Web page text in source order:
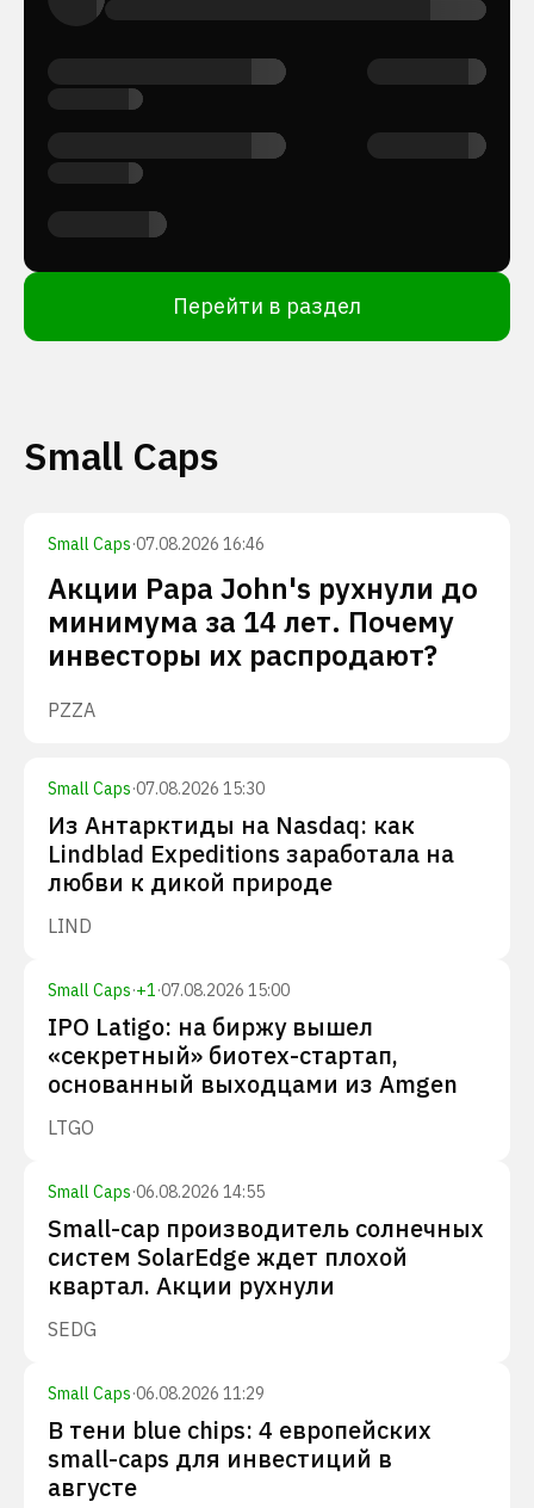
Перейти в раздел
Small Caps
Small Caps·07.08.2026 16:46
Акции Papa John's рухнули до
минимума за 14 лет. Почему
инвесторы их распродают?
PZZA
Small Caps·07.08.2026 15:30
Из Антарктиды на Nasdaq: как
Lindblad Expeditions заработала на
любви к дикой природе
LIND
Small Caps·+1·07.08.2026 15:00
IPO Latigo: на биржу вышел
«секретный» биотех-стартап,
основанный выходцами из Amgen
LTGO
Small Caps·06.08.2026 14:55
Small-cap производитель солнечных
систем SolarEdge ждет плохой
квартал. Акции рухнули
SEDG
Small Caps·06.08.2026 11:29
В тени blue chips: 4 европейских
small-caps для инвестиций в
августе